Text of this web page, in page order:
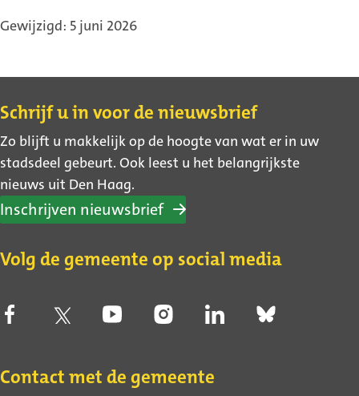
Gewijzigd: 5 juni 2026
Contact
Schrijf u in voor de nieuwsbrief
Zo blijft u makkelijk op de hoogte van wat er in uw
stadsdeel gebeurt. Ook leest u het belangrijkste
nieuws uit Den Haag.
Inschrijven nieuwsbrief
Volg de gemeente op social media
Contact met de gemeente